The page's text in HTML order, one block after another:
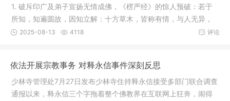
1. 破斥印广及弟子宣扬无情成佛，《楞严经》的惊人预破：若于
所知，知遍圆故，因知立解：十方草木，皆称有情，与人无异，
草木为
评论
2025-08-13 4118
依法开展宗教事务 对释永信事件深刻反思
少林寺管理处7月27日发布少林寺住持释永信接受多部门联合调查
通报以来，释永信三个字拖着整个佛教界在互联网上狂奔，闹得